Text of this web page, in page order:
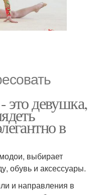
это девушка,
в
выбирает
обувь и аксессуары.
и направления в